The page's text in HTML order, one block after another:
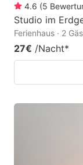
4.6 (5
Studio im
Ferienhaus · 2
27€ /Nacht*